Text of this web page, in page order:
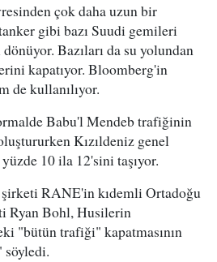
çok daha uzun bir
gibi bazı Suudi gemileri
Bazıları da su yolundan
kapatıyor. Bloomberg'in
de kullanılıyor.
Babu'l Mendeb trafiğinin
Kızıldeniz genel
10 ila 12'sini taşıyor.
RANE'in kıdemli Ortadoğu
Ryan Bohl, Husilerin
"bütün trafiği" kapatmasının
söyledi.